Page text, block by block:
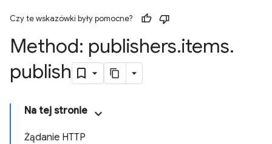
Czy te wskazówki były pomocne?
Method: publishers.items.
publish
Na tej stronie
Żądanie HTTP